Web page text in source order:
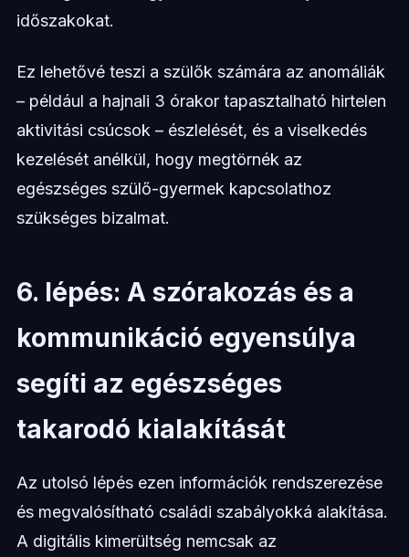
időszakokat.
Ez lehetővé teszi a szülők számára az anomáliák
– például a hajnali 3 órakor tapasztalható hirtelen
aktivitási csúcsok – észlelését, és a viselkedés
kezelését anélkül, hogy megtörnék az
egészséges szülő-gyermek kapcsolathoz
szükséges bizalmat.
6. lépés: A szórakozás és a
kommunikáció egyensúlya
segíti az egészséges
takarodó kialakítását
Az utolsó lépés ezen információk rendszerezése
és megvalósítható családi szabályokká alakítása.
A digitális kimerültség nemcsak az